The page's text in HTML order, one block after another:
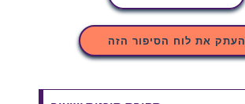
העתק את לוח הסיפור הזה